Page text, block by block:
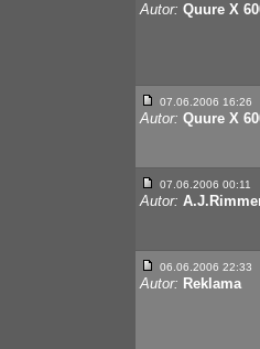
Autor: Quure X
07.06.2006 16:26
Autor: Quure X
07.06.2006 00:11
Autor:
06.06.2006 22:33
Autor: Reklama